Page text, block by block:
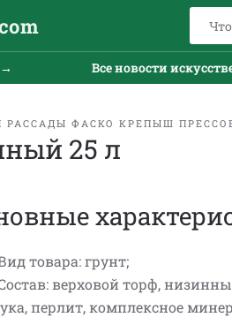
Все новости
РАССАДЫ ФАСКО КРЕПЫШ
25 л
товара: грунт;
верховой торф,
перлит, комплексное